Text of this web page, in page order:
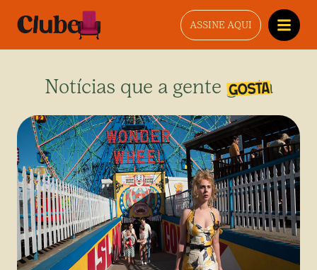
ASSINE AQUI
Notícias que a gente gosta